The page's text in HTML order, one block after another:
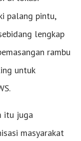
palang pintu,
lengkap
rambu
untuk
itu juga
masyarakat